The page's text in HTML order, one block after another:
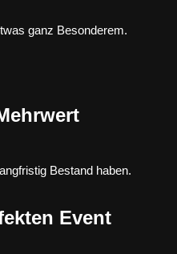
ganz Besonderem.
Bestand haben.
Event